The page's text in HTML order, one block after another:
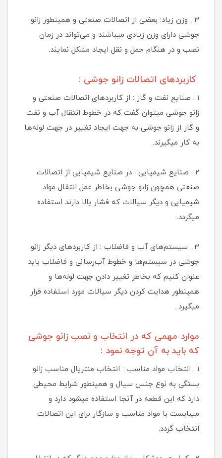
3 . وزن زیاد: بعضی از اتصالات صنعتی و همینطور زانو
جوشی دارای وزن زیادی میباشند و می‌تواند در زمان
نصب و در هنگام حمل و نقل ایجاد مشکل‌ نمایند.
کاربردهای اتصالات زانو جوشی :
1 . صنایع نفت و گاز : از کاربردهای اتصالات صنعتی و
زانو جوشی میتوان گفت که در خطوط انتقال آب و نفت
و گاز از زانو جوشی به جهت ایجاد تغییر در جهت لوله‌ها
به کار میگیرند.
2 . صنایع شیمیایی : در صنایع شیمیایی از اتصالات
صنعتی همچون زانو جوشی بخاطر عمل انتقال مواد
شیمیایی و دیگر سیالات که فشار بالا دارند استفاده
میگردد.
3 . سیستم‌های آب و فاضلاب : از کاربردهای دیگر زانو
جوشی در سیستم‌ها و خطوط آب‌رسانی و فاضلاب باید
عنوان کنیم که بخاطر تغییر دادن جهت لوله‌ها و
همینطور هدایت کردن دیگر سیالات مورد استفاده قرار
میگیرد .
موارد مهمی که در انتخاب و نصب زانو جوشی
که باید به آن توجه نمود :
1 . انتخاب مواد مناسب : انتخاب منتریال مناسب زانو
بستگی به نوع جنس سیال و همینطور شرایط محیطی
دارد که این قطعه در آنجا استفاده میشود دارد و
میبایست با مواد مناسب و سازگار برای این اتصالات
انتخاب گردد.